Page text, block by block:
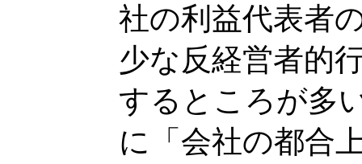
社の利益代表者
少な反経営者的
するところが多
に「会社の都合